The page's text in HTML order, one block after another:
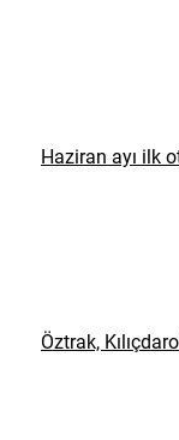
Haziran ayı ilk
Öztrak,